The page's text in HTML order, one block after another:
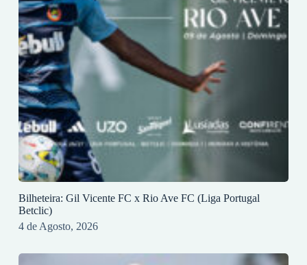
Bilheteira: Gil Vicente FC x Rio Ave FC (Liga Portugal
Betclic)
4 de Agosto, 2026